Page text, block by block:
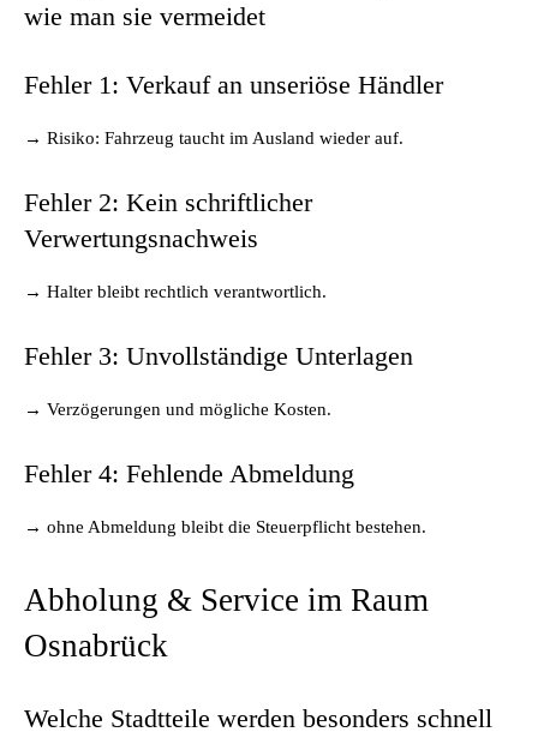
wie man sie vermeidet
Fehler 1: Verkauf an unseriöse Händler
→ Risiko: Fahrzeug taucht im Ausland wieder auf.
Fehler 2: Kein schriftlicher
Verwertungsnachweis
→ Halter bleibt rechtlich verantwortlich.
Fehler 3: Unvollständige Unterlagen
→ Verzögerungen und mögliche Kosten.
Fehler 4: Fehlende Abmeldung
→ ohne Abmeldung bleibt die Steuerpflicht bestehen.
Abholung & Service im Raum
Osnabrück
Welche Stadtteile werden besonders schnell